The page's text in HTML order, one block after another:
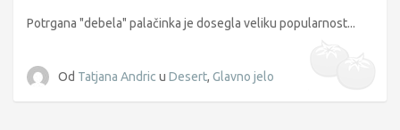
Potrgana "debela" palačinka je dosegla veliku popularnost...
Od Tatjana Andric u Desert, Glavno jelo